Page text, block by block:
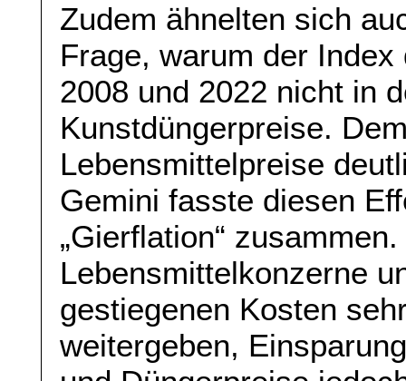
Zudem ähnelten sich
Frage, warum der
2008 und 2022 nicht in
Kunstdüngerpreise.
Lebensmittelpreise
Gemini fasste diesen
„Gierflation“
Lebensmittelkonzerne
gestiegenen Kosten
weitergeben,